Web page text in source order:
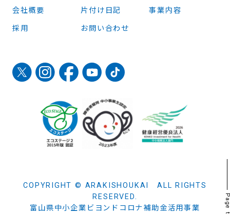
会社概要 片付け日記 事業内容
採用 お問い合わせ
COPYRIGHT © ARAKISHOUKAI ALL RIGHTS
RESERVED.
富山県中小企業ビヨンドコロナ補助金活用事業